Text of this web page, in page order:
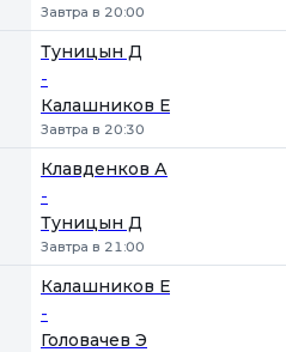
Завтра в 20:00
Туницын Д
-
Калашников Е
Завтра в 20:30
Клавденков А
-
Туницын Д
Завтра в 21:00
Калашников Е
-
Головачев Э